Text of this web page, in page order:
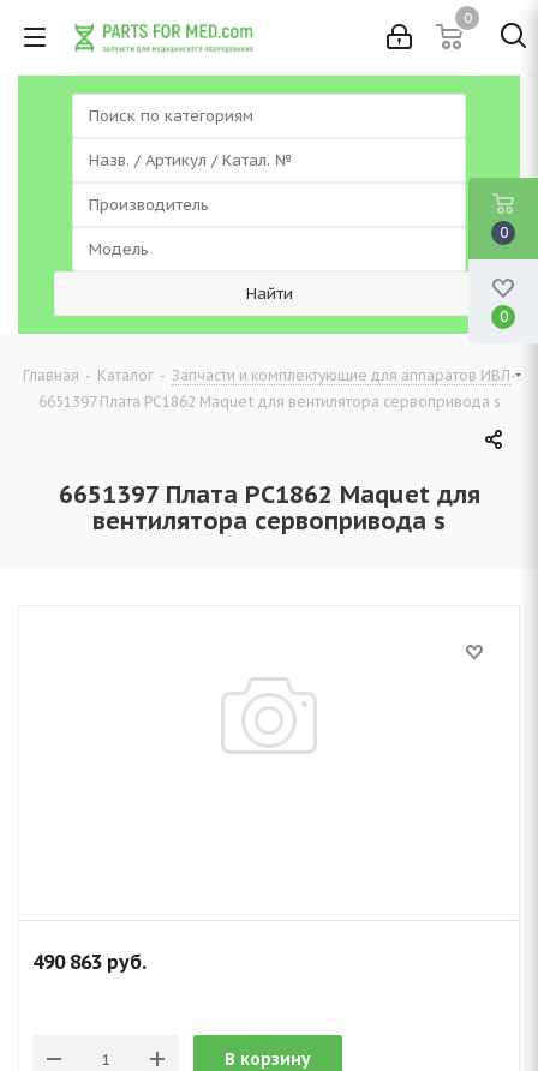
0
Главная - Каталог - Запчасти и комплектующие для аппаратов ИВЛ-
6651397 Плата PC1862 Maquet для вентилятора сервопривода s
6651397 Плата PC1862 Maquet для
вентилятора сервопривода s
490 863 руб.
В корзину
0
0